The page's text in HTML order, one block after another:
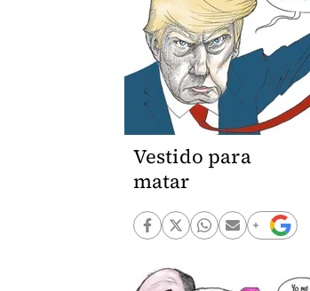
Vestido para
matar